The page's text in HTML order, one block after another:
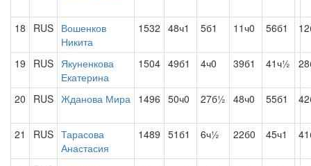
18 RUS Вошенков
Никита
1532 48ч1 5б1 11ч0 56б1
19 RUS Якуненкова
Екатерина
1504 49б1 4ч0 39б1 41ч½
20 RUS Жданова Мира 1496 50ч0 27б½ 48ч0 55б1
21 RUS Тарасова
Анастасия
1489 51б1 6ч½ 22б0 45ч1